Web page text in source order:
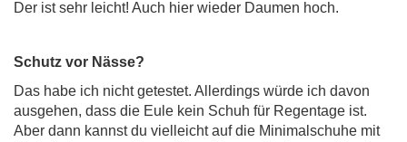
Der ist sehr leicht! Auch hier wieder Daumen hoch.
Schutz vor Nässe?
Das habe ich nicht getestet. Allerdings würde ich davon
ausgehen, dass die Eule kein Schuh für Regentage ist.
Aber dann kannst du vielleicht auf die Minimalschuhe mit